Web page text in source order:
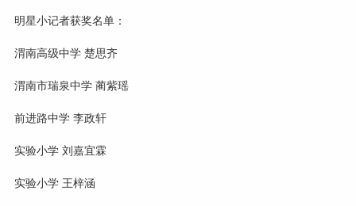
明星小记者获奖名单：
渭南高级中学 楚思齐
渭南市瑞泉中学 蔺紫瑶
前进路中学 李政轩
实验小学 刘嘉宜霖
实验小学 王梓涵